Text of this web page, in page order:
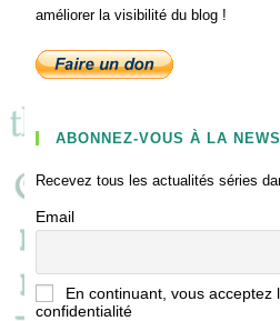
améliorer la visibilité du blog !
ABONNEZ-VOUS À LA
Recevez tous les actualités séries
Email
En continuant, vous acceptez
confidentialité